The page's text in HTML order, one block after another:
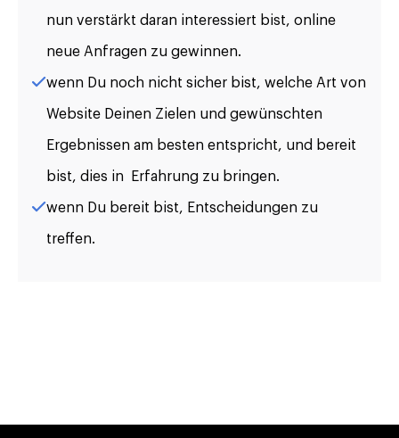
nun verstärkt daran interessiert bist, online
neue Anfragen zu gewinnen.
wenn Du noch nicht sicher bist, welche Art von
Website Deinen Zielen und gewünschten
Ergebnissen am besten entspricht, und bereit
bist, dies in Erfahrung zu bringen.
wenn Du bereit bist, Entscheidungen zu
treffen.